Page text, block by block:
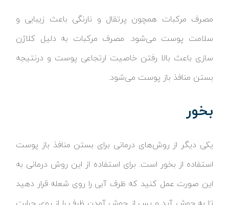
مصرف مرکبات همچون پرتقال و نارنگی باعث زیبایی و
سلامت پوست می‌شود. مصرف مرکبات به دلیل کلاژن
سازی باعث بالا رفتن خاصیت ارتجاعی پوست و درنتیجه
بستن منافذ باز پوست می‌شود.
بخور
یکی دیگر از روش‌های درمانی برای بستن منافذ باز پوست
استفاده از بخور است. برای استفاده از این روش درمانی به
این صورت عمل کنید که ظرف آبی را روی شعله قرار دهید